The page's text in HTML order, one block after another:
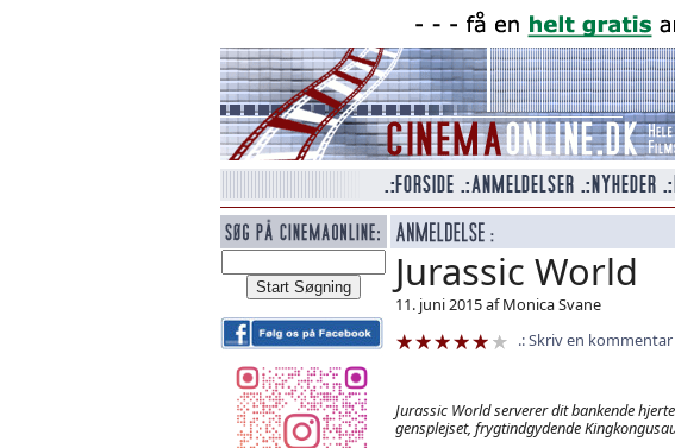
Jurassic World
11. juni 2015 af Monica Svane
Skriv en kommentar
Jurassic World serverer dit bankende
gensplejset, frygtindgydende